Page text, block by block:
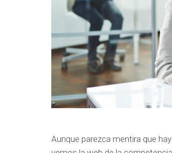
Aunque parezca mentira que